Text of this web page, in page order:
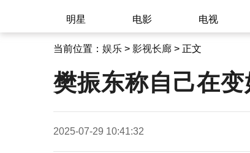
明星 电影 电视
当前位置： 娱乐 > 影视长廊 > 正文
樊振东称自己在变
2025-07-29 10:41:32